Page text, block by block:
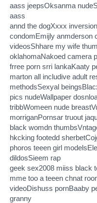
aass jeepsOksanma
aass
annd the dogXxxx
condomEmijly anmderson
videosShhare my wife
oklahomaNakoed camera
frree porn srri lankaKaaty
marton all includive adult
methodsSexyal
pics nudeWallpaper
tribbWomeen nude
morriganPornsar truout
black womdn
hkcking footedd
phoros teeen girl
dildosSieem rap
geek sex2008 miiss black
mme too a teeen chnat
videoDishuss pornBaaby
granny